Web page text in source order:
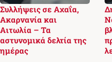
Συλλήψεις σε Αχαΐα,
Ακαρνανία και
Αιτωλία – Τα
αστυνομικά δελτία της
ημέρας